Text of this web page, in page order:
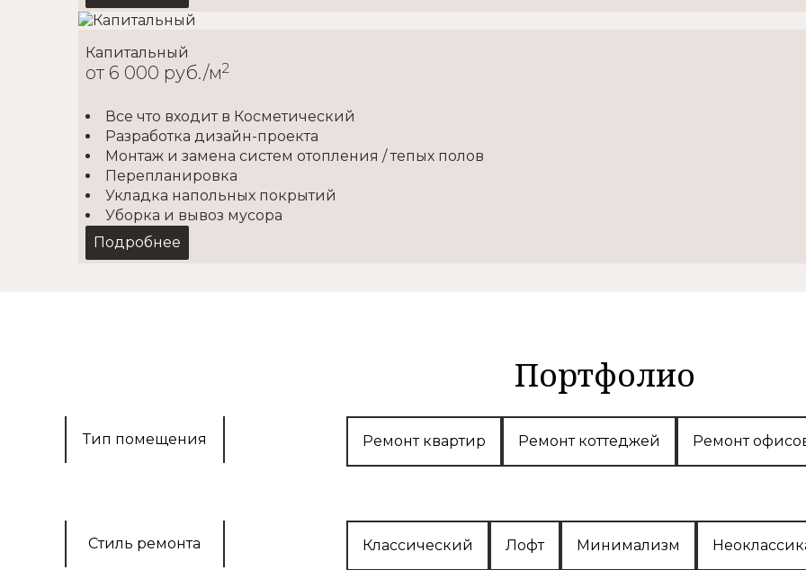
Капитальный
от 6 000 руб./м2
Все что входит в Косметический
Разработка дизайн-проекта
Монтаж и замена систем отопления / тепых полов
Перепланировка
Укладка напольных покрытий
Уборка и вывоз мусора
Подробнее
Монтаж полов
Отделка стен/потолков
Портфолио
Тип помещения Ремонт квартир Ремонт коттеджей Ремонт
Стиль ремонта Классический Лофт Минимализм